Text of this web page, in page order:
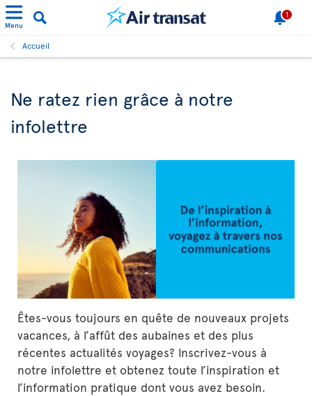
Menu
1
Accueil
Ne ratez rien grâce à notre
infolettre
Êtes-vous toujours en quête de nouveaux projets
vacances, à l’affût des aubaines et des plus
récentes actualités voyages? Inscrivez-vous à
notre infolettre et obtenez toute l’inspiration et
l’information pratique dont vous avez besoin.